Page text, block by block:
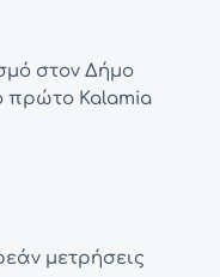
στον Δήμο
πρώτο Kalamia
μετρήσεις